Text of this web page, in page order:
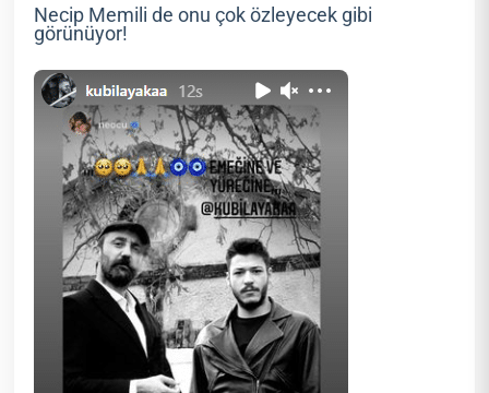
Necip Memili de onu çok özleyecek gibi
görünüyor!